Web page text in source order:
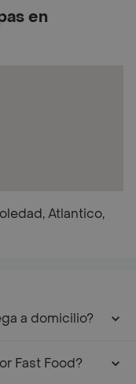
en
Atlantico,
a domicilio?
Fast Food?